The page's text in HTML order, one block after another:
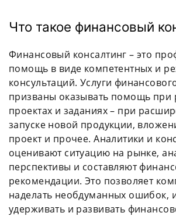
Что такое финансовый
Финансовый консалтинг – это
помощь в виде компетентных и
консультаций. Услуги
призваны оказывать помощь при
проектах и заданиях – при
запуске новой продукции,
проект и прочее. Аналитики и
оценивают ситуацию на рынке,
перспективы и составляют
рекомендации. Это позволяет
наделать необдуманных ошибок,
удерживать и развивать